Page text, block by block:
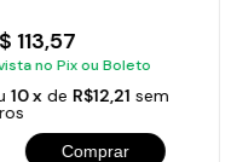
26cm.
113,57
no Pix ou Boleto
10 xde R$12,21 sem
Comprar